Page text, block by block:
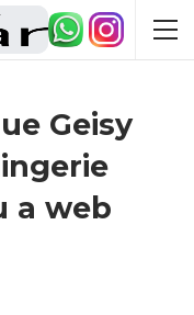
Geisy
a web